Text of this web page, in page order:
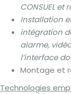
CONSUEL et
Installation
intégration
alarme,
l’interface
Montage et
Technologies